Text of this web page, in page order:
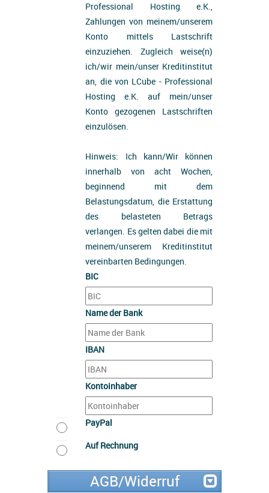
Professional Hosting e.K.,
Zahlungen von meinem/unserem
Konto mittels Lastschrift
einzuziehen. Zugleich weise(n)
ich/wir mein/unser Kreditinstitut
an, die von LCube - Professional
Hosting e.K. auf mein/unser
Konto gezogenen Lastschriften
einzulösen.
Hinweis: Ich kann/Wir können
innerhalb von acht Wochen,
beginnend mit dem
Belastungsdatum, die Erstattung
des belasteten Betrags
verlangen. Es gelten dabei die mit
meinem/unserem Kreditinstitut
vereinbarten Bedingungen.
BIC
Name der Bank
IBAN
Kontoinhaber
PayPal
Auf Rechnung
AGB/Widerruf